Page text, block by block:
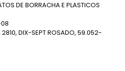
DE BORRACHA E PLASTICOS
2810, DIX-SEPT ROSADO, 59.052-